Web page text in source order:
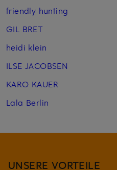
friendly hunting
GIL BRET
heidi klein
ILSE JACOBSEN
KARO KAUER
Lala Berlin
UNSERE VORTEILE